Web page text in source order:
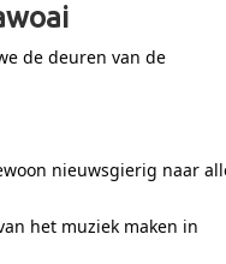
de deuren van de
nieuwsgierig naar
het muziek maken in